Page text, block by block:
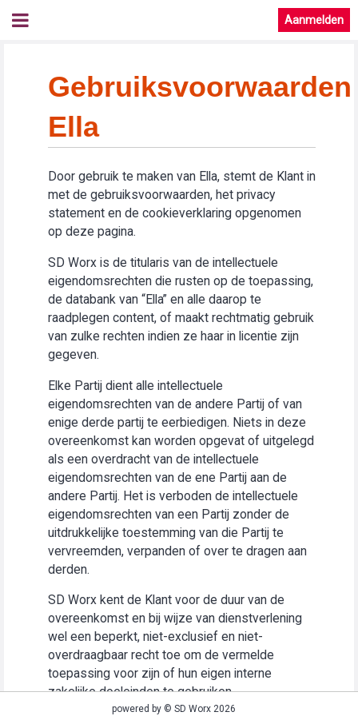
Aanmelden
Gebruiksvoorwaarden
Ella
Door gebruik te maken van Ella, stemt de Klant in
met de gebruiksvoorwaarden, het privacy
statement en de cookieverklaring opgenomen
op deze pagina.
SD Worx is de titularis van de intellectuele
eigendomsrechten die rusten op de toepassing,
de databank van “Ella” en alle daarop te
raadplegen content, of maakt rechtmatig gebruik
van zulke rechten indien ze haar in licentie zijn
gegeven.
Elke Partij dient alle intellectuele
eigendomsrechten van de andere Partij of van
enige derde partij te eerbiedigen. Niets in deze
overeenkomst kan worden opgevat of uitgelegd
als een overdracht van de intellectuele
eigendomsrechten van de ene Partij aan de
andere Partij. Het is verboden de intellectuele
eigendomsrechten van een Partij zonder de
uitdrukkelijke toestemming van die Partij te
vervreemden, verpanden of over te dragen aan
derden.
SD Worx kent de Klant voor de duur van de
overeenkomst en bij wijze van dienstverlening
wel een beperkt, niet-exclusief en niet-
overdraagbaar recht toe om de vermelde
toepassing voor zijn of hun eigen interne
zakelijke doeleinden te gebruiken
(“Gebruiksrecht”).powered by © SD Worx 2026